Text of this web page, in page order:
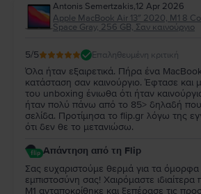
Antonis Semertzakis,12 Apr 2026
Apple MacBook Air 13″ 2020, M1 8
Space Gray, 256 GB, Σαν καινούργιο
5/5 Επαληθευμένη κριτική
Όλα ήταν εξαιρετικά. Πήρα ένα
κατάσταση σαν καινούργιο. Έφτασε και
του unboxing ένιωθα ότι ήταν
ήταν πολύ πάνω από το 85> δηλαδή
σελίδα. Προτίμησα το flip.gr λόγω της
ότι δεν θε το μετανιώσω.
Απάντηση από τη Flip
Σας ευχαριστούμε θερμά για τα όμορφα
εμπιστοσύνη σας! Χαιρόμαστε
M1 ανταποκρίθηκε και ξεπέρασε τις